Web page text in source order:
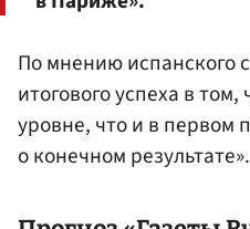
По мнению испанского
итогового успеха в
уровне, что и в первом
о конечном результате».